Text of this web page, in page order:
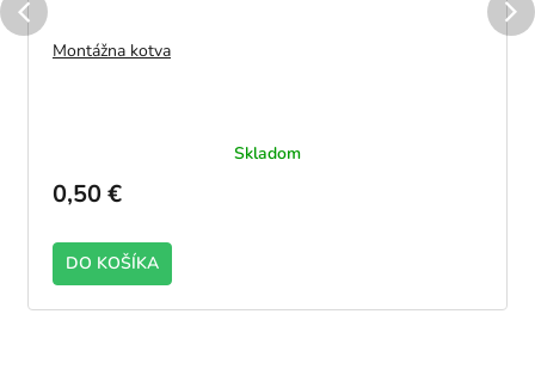
Montážna kotva
Skladom
0,50 €
DO KOŠÍKA